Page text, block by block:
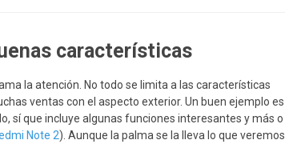
características
la atención. No todo se limita a las características
ventas con el aspecto exterior. Un buen ejemplo es
sí que incluye algunas funciones interesantes y más o
Note 2). Aunque la palma se la lleva lo que veremos